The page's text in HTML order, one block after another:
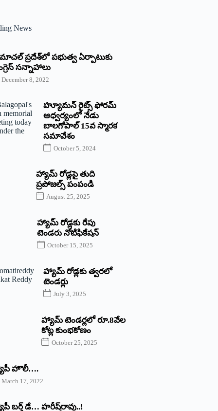
News
‌ప్రదేశ్‌లో పభుత్వ ఏర్పాటుకు
‌సన్నాహాలు
December 8, 2022
హ్యూమన్‌ రైట్స్‌ ఫోరమ్‌
ఆధ్వర్యంలో నేడు
బాలగోపాల్‌ 15వ స్మారక
సమావేశం
October 5, 2024
హ్యామ్‌ రోడ్లపై తుది
ప్రపోజల్స్‌ పంపండి
August 25, 2025
హ్యామ్‌ రోడ్లకు రేపు
టెండరు నోటిఫికేషన్‌
October 15, 2025
హ్యామ్‌ రోడ్లకు త్వరలో
టెండర్లు
July 3, 2025
హ్యామ్‌ ‌టెండర్లలో రూ.8వేల
కోట్ల కుంభకోణం
October 25, 2025
హొలీ….
March 17, 2022
బర్త్ ‌డే… హరీష్‌రావు..!